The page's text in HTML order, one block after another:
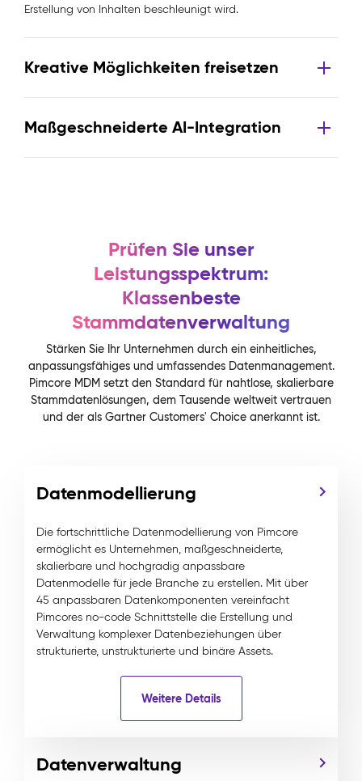
Erstellung von Inhalten beschleunigt wird.
Kreative Möglichkeiten freisetzen
Maßgeschneiderte AI-Integration
Prüfen Sie unser
Leistungsspektrum:
Klassenbeste
Stammdatenverwaltung
Stärken Sie Ihr Unternehmen durch ein einheitliches,
anpassungsfähiges und umfassendes Datenmanagement.
Pimcore MDM setzt den Standard für nahtlose, skalierbare
Stammdatenlösungen, dem Tausende weltweit vertrauen
und der als Gartner Customers' Choice anerkannt ist.
Datenmodellierung
Die fortschrittliche Datenmodellierung von Pimcore
ermöglicht es Unternehmen, maßgeschneiderte,
skalierbare und hochgradig anpassbare
Datenmodelle für jede Branche zu erstellen. Mit über
45 anpassbaren Datenkomponenten vereinfacht
Pimcores no-code Schnittstelle die Erstellung und
Verwaltung komplexer Datenbeziehungen über
strukturierte, unstrukturierte und binäre Assets.
Weitere Details
Datenverwaltung